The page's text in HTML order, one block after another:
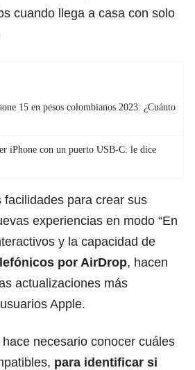
cuando llega a casa con solo
15 en pesos colombianos 2023: ¿Cuánto
iPhone con un puerto USB-C: le dice
facilidades para crear sus
experiencias en modo “En
y la capacidad de
por AirDrop, hacen
actualizaciones más
Apple.
necesario conocer cuáles
para identificar si